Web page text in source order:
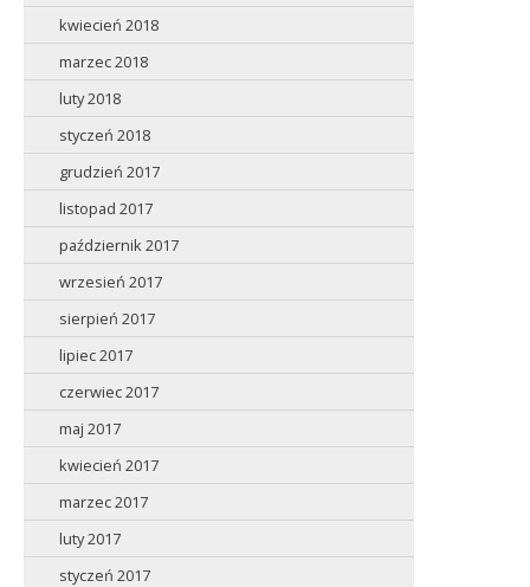
kwiecień 2018
marzec 2018
luty 2018
styczeń 2018
grudzień 2017
listopad 2017
październik 2017
wrzesień 2017
sierpień 2017
lipiec 2017
czerwiec 2017
maj 2017
kwiecień 2017
marzec 2017
luty 2017
styczeń 2017